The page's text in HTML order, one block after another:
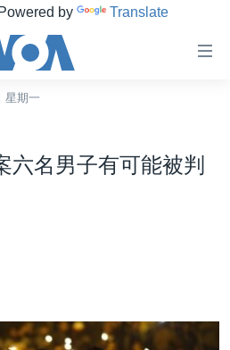
by Translate
星期一
六名男子有可能被判